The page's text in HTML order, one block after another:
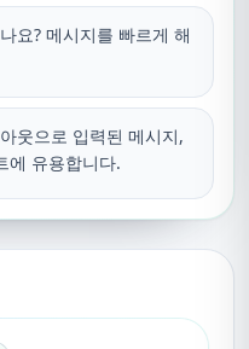
요? 메시지를 빠르게 해
웃으로 입력된 메시지,
에 유용합니다.